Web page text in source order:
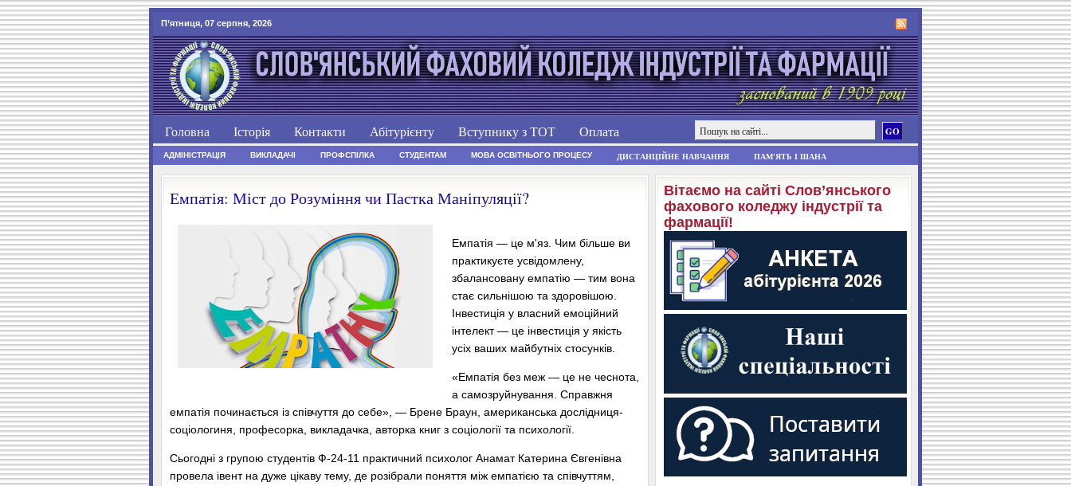
П’ятниця, 07 серпня, 2026
Головна Історія Контакти Абітурієнту Вступнику з ТОТ Оплата
АДМІНІСТРАЦІЯ ВИКЛАДАЧІ ПРОФСПІЛКА СТУДЕНТАМ МОВА ОСВІТНЬОГО ПРОЦЕСУ ДИСТАНЦІЙНЕ НАВЧАННЯ ПАМ'ЯТЬ І ШАНА
Емпатія: Міст до Розуміння чи Пастка Маніпуляції?
Емпатія — це м'яз. Чим більше ви
практикуєте усвідомлену,
збалансовану емпатію — тим вона
стає сильнішою та здоровішою.
Інвестиція у власний емоційний
інтелект — це інвестиція у якість
усіх ваших майбутніх стосунків.
«Емпатія без меж — це не чеснота,
а самозруйнування. Справжня
емпатія починається із співчуття до себе», — Брене Браун, американська дослідниця-
соціологиня, професорка, викладачка, авторка книг з соціології та психології.
Сьогодні з групою студентів Ф-24-11 практичний психолог Анамат Катерина Євгенівна
провела івент на дуже цікаву тему, де розібрали поняття між емпатією та співчуттям,
Вітаємо на сайті Слов’янського
фахового коледжу індустрії та
фармації!